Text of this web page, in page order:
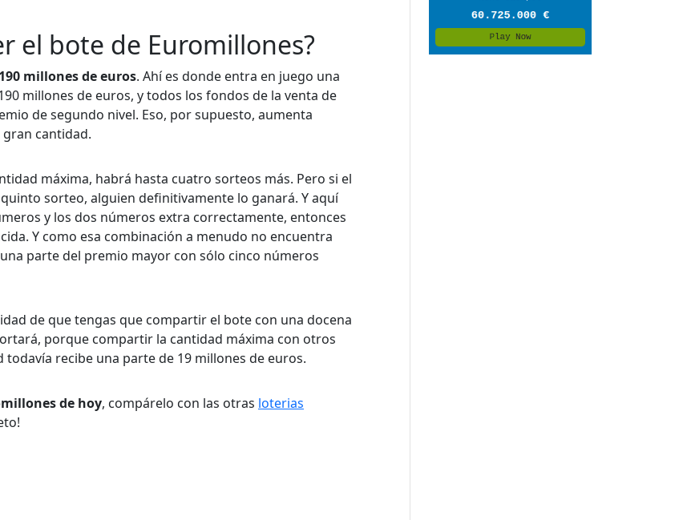
el bote de Euromillones?
millones de euros. Ahí es donde entra en juego una
millones de euros, y todos los fondos de la venta de
de segundo nivel. Eso, por supuesto, aumenta
cantidad.
máxima, habrá hasta cuatro sorteos más. Pero si el
sorteo, alguien definitivamente lo ganará. Y aquí
y los dos números extra correctamente, entonces
Y como esa combinación a menudo no encuentra
parte del premio mayor con sólo cinco números
de que tengas que compartir el bote con una docena
porque compartir la cantidad máxima con otros
recibe una parte de 19 millones de euros.
de hoy, compárelo con las otras loterias